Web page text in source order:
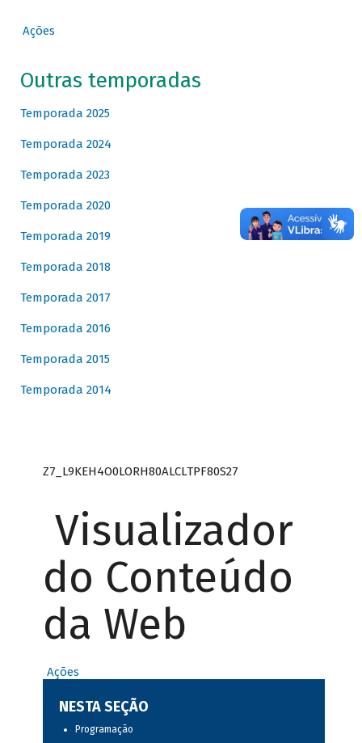
Ações
Outras temporadas
Temporada 2025
Temporada 2024
Temporada 2023
Temporada 2020
Temporada 2019
Temporada 2018
Temporada 2017
Temporada 2016
Temporada 2015
Temporada 2014
Z7_L9KEH4O0LORH80ALCLTPF80S27
Visualizador
do Conteúdo
da Web
Ações
NESTA SEÇÃO
Programação